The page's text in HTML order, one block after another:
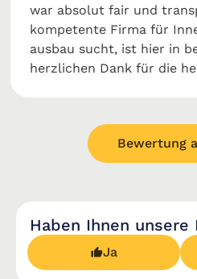
war absolut fair und
kompetente Firma für
ausbau sucht, ist hier in
herzlichen Dank für die
Bewertung
Haben Ihnen
Ja